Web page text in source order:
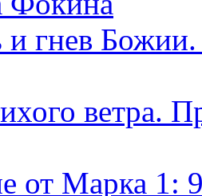
и гнев
ветра.
от Марка 1: